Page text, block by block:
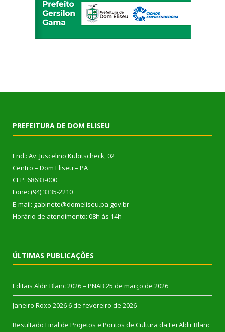
PREFEITURA DE DOM ELISEU
End.: Av. Juscelino Kubitscheck, 02
Centro – Dom Eliseu – PA
CEP: 68633-000
Fone: (94) 3335-2210
E-mail: gabinete@domeliseu.pa.gov.br
Horário de atendimento: 08h às 14h
ÚLTIMAS PUBLICAÇÕES
Editais Aldir Blanc 2026 – PNAB 25 de março de 2026
Janeiro Roxo 2026 6 de fevereiro de 2026
Resultado Final de Projetos e Pontos de Cultura da Lei Aldir Blanc